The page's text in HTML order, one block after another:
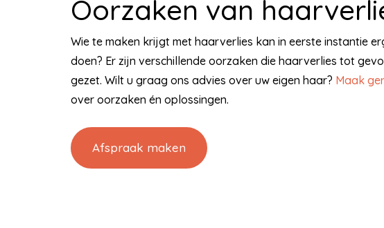
Oorzaken van
Wie te maken krijgt met haarverlies kan in eerste instantie
doen? Er zijn verschillende oorzaken die haarverlies tot
gezet. Wilt u graag ons advies over uw eigen haar? Maak
over oorzaken én oplossingen.
Afspraak maken